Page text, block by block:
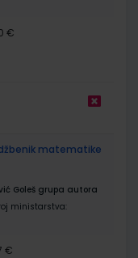
€
matematike
Goleš grupa autora
ministarstva:
€